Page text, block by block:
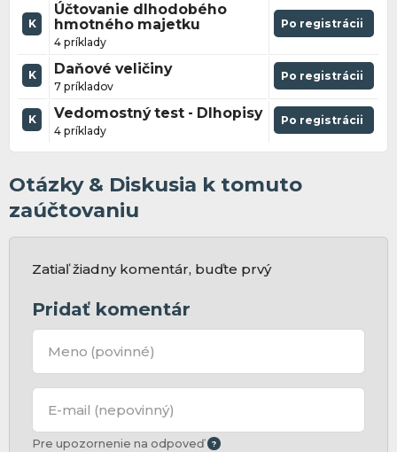
K
Účtovanie dlhodobého
hmotného majetku
4 príklady
Po registrácii
K Daňové veličiny
7 príkladov
Po registrácii
K Vedomostný test - Dlhopisy
4 príklady
Po registrácii
Otázky & Diskusia k tomuto
zaúčtovaniu
Zatiaľ žiadny komentár, buďte prvý
Pridať komentár
Meno (povinné)
E-mail (nepovinný)
Pre upozornenie na odpoveď